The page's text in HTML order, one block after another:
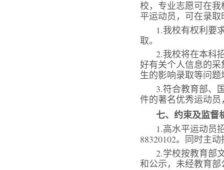
校，专业志愿可在
平运动员，可在录
1.我校有权利要
取。
2.我校将在本科
好有关个人信息的
生的影响录取等问
3.符合教育部、
件的著名优秀运动
七、约束及监督
1.高水平运动员
88320102。同时主
2.学校按教育部
和公示，未经教育